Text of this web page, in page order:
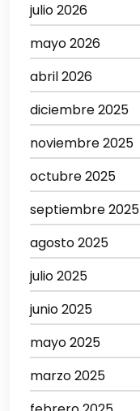
julio 2026
mayo 2026
abril 2026
diciembre 2025
noviembre 2025
octubre 2025
septiembre 2025
agosto 2025
julio 2025
junio 2025
mayo 2025
marzo 2025